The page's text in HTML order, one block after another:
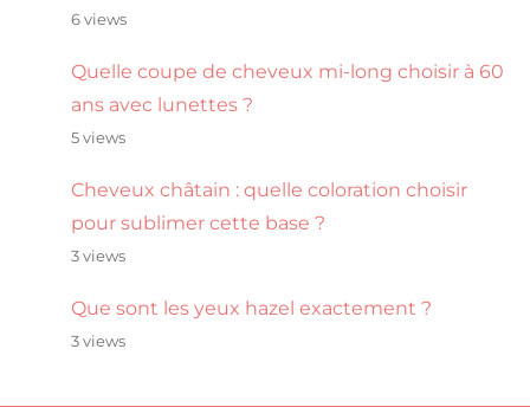
6 views
Quelle coupe de cheveux mi-long choisir à 60
ans avec lunettes ?
5 views
Cheveux châtain : quelle coloration choisir
pour sublimer cette base ?
3 views
Que sont les yeux hazel exactement ?
3 views